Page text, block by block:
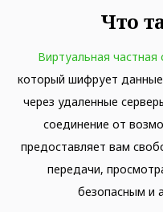
Что
Виртуальная частная
который шифрует данные
через удаленные
соединение от
предоставляет вам
передачи,
безопасным и